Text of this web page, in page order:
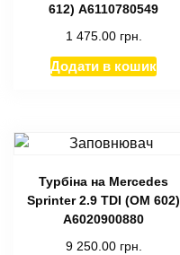
612) А6110780549
1 475.00 грн.
Додати в кошик
Турбіна на Mercedes
Sprinter 2.9 TDI (OM 602)
A6020900880
9 250.00 грн.